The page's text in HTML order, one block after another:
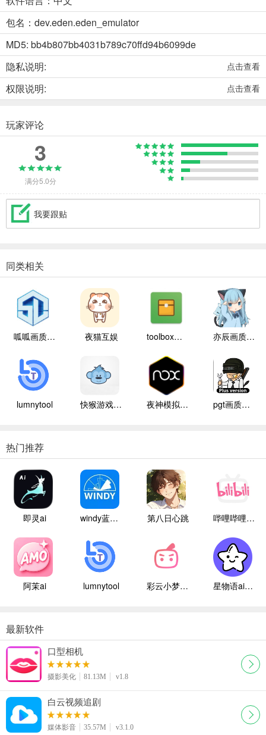
包名：dev.eden.eden_emulator
MD5: bb4b807bb4031b789c70ffd94b6099de
隐私说明:
点击查看
权限说明: 点击查看
玩家评论
3
满分5.0分
我要跟贴
同类相关
呱呱画质盒子 夜猫互娱 toolbox辅助器 亦辰画质大师
lumnytool 快猴游戏盒子 夜神模拟器手机版本 pgt画质助手120帧
热门推荐
即灵ai windy蓝色气象 第八日心跳 哔哩哔哩白色版
阿茉ai lumnytool 彩云小梦国际版 星物语ai聊天
最新软件
口型相机
摄影美化 81.13M v1.8
白云视频追剧
媒体影音 35.57M v3.1.0